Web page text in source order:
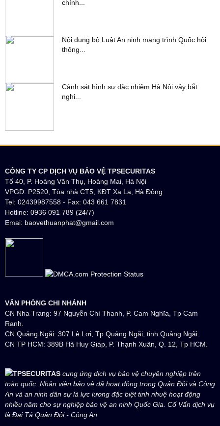
chính...
Nội dung bộ Luật An ninh mạng trình Quốc hội
thông...
Cảnh sát hình sự đặc nhiệm Hà Nội vây bắt
nghi...
CÔNG TY CP DỊCH VỤ BẢO VỆ TPSECURITAS
Tổ 40, P. Hoàng Văn Thụ, Hoàng Mai, Hà Nội
VPGD: P2520, Tòa nhà CT5, KĐT Xa La, Hà Đông
Tel: 02439987558 - Fax: 043 661 7831
Hotline: 0936 091 789 (24/7)
Emai: baovethuanphat@gmail.com
VĂN PHÒNG CHI NHÁNH
CN Nha Trang: 97 Nguyễn Chí Thanh, P. Cam Nghĩa, Tp Cam
Ranh.
CN Quảng Ngãi: 307 Lê Lợi, Tp Quảng Ngãi, tỉnh Quảng Ngãi.
CN TP HCM: 389B Hà Huy Giáp, P. Thạnh Xuân, Q. 12, Tp HCM.
TPSECURITAS cung ứng dịch vụ bảo vệ chuyên nghiệp trên
toàn quốc. Nhân viên bảo vệ đã hoạt động trong Quân Đội và Công
An và an ninh dân sự là lực lương đặc biệt tinh nhuệ hoạt động
nhiều năm cho sự nghiệp bảo vệ an ninh Quốc Gia. Cố Vấn dịch vụ
là Đại Tá Quân Đội - Công An